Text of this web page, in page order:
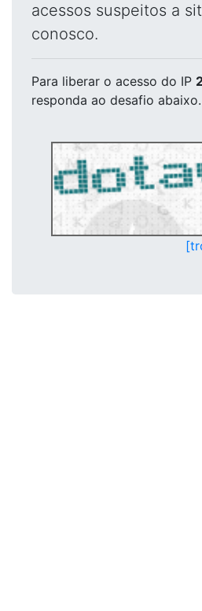
acessos suspeitos a
conosco.
Para liberar o acesso do IP
responda ao desafio abaixo.